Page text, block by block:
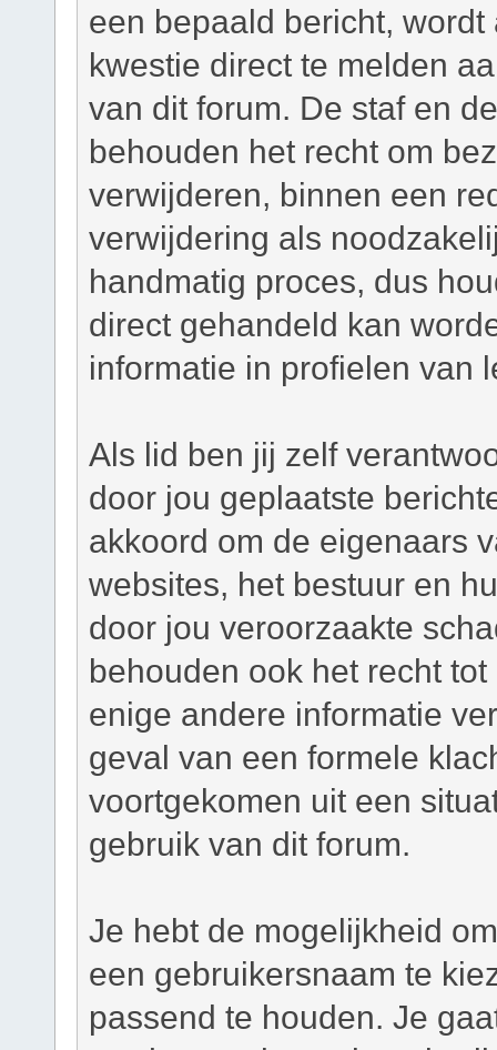
een bepaald bericht,
kwestie direct te melden
van dit forum. De staf en
behouden het recht om
verwijderen, binnen een
verwijdering als
handmatig proces, dus
direct gehandeld kan
informatie in profielen van
Als lid ben jij zelf
door jou geplaatste
akkoord om de eigenaars
websites, het bestuur en
door jou veroorzaakte
behouden ook het recht
enige andere informatie
geval van een formele
voortgekomen uit een
gebruik van dit forum.
Je hebt de mogelijkheid
een gebruikersnaam te
passend te houden. Je